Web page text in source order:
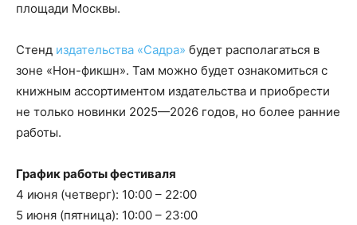
площади Москвы.
Стенд издательства «Садра» будет располагаться в
зоне «Нон-фикшн». Там можно будет ознакомиться с
книжным ассортиментом издательства и приобрести
не только новинки 2025—2026 годов, но более ранние
работы.
График работы фестиваля
4 июня (четверг): 10:00 – 22:00
5 июня (пятница): 10:00 – 23:00